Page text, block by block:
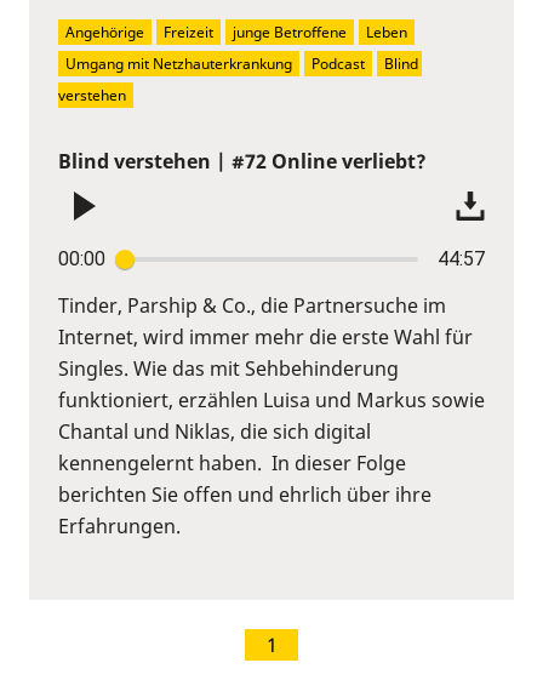
Blind verstehen | #72 Online verliebt?
00:00 44:57
Tinder, Parship & Co., die Partnersuche im
Internet, wird immer mehr die erste Wahl für
Singles. Wie das mit Sehbehinderung
funktioniert, erzählen Luisa und Markus sowie
Chantal und Niklas, die sich digital
kennengelernt haben. In dieser Folge
berichten Sie offen und ehrlich über ihre
Erfahrungen.
Angehörige Freizeit junge Betroffene
Leben
Umgang mit Netzhauterkrankung
Podcast
Blind
verstehen
1